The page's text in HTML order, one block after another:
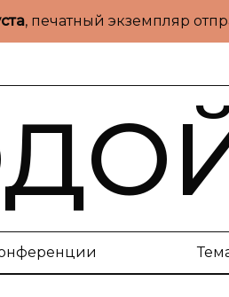
, печатный экземпляр